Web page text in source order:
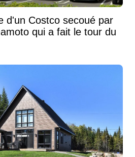
d'un Costco secoué par
qui a fait le tour du